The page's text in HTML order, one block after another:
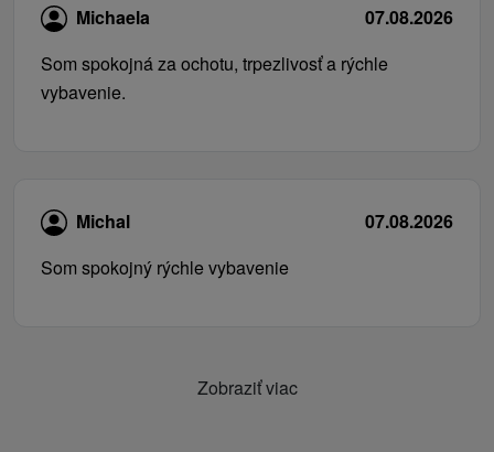
Michaela
07.08.2026
Som spokojná za ochotu, trpezlivosť a rýchle
vybavenie.
Michal
07.08.2026
Som spokojný rýchle vybavenie
Zobraziť viac